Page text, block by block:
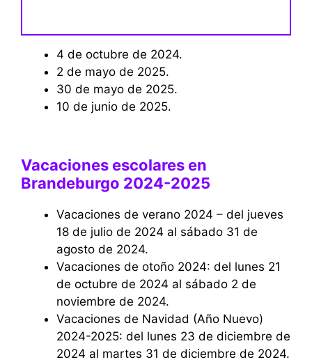
4 de octubre de 2024.
2 de mayo de 2025.
30 de mayo de 2025.
10 de junio de 2025.
Vacaciones escolares en
Brandeburgo 2024-2025
Vacaciones de verano 2024 – del jueves
18 de julio de 2024 al sábado 31 de
agosto de 2024.
Vacaciones de otoño 2024: del lunes 21
de octubre de 2024 al sábado 2 de
noviembre de 2024.
Vacaciones de Navidad (Año Nuevo)
2024-2025: del lunes 23 de diciembre de
2024 al martes 31 de diciembre de 2024.